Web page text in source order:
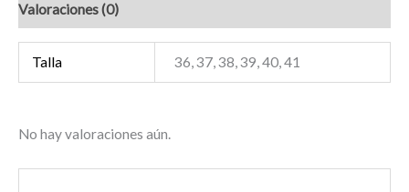
Valoraciones (0)
Talla 36, 37, 38, 39, 40, 41
No hay valoraciones aún.